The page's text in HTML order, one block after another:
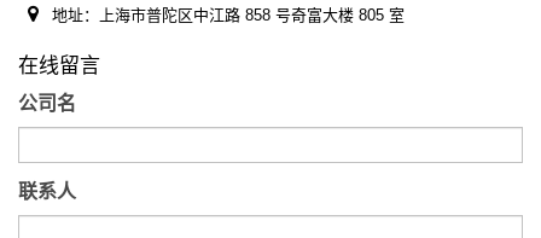
地址：上海市普陀区中江路 858 号奇富大楼 805 室
在线留言
公司名
联系人